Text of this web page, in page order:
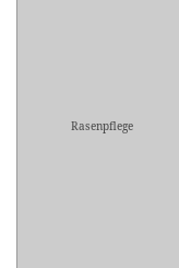
Rasenpflege